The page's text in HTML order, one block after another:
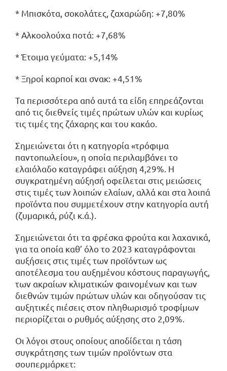
* Μπισκότα, σοκολάτες, ζαχαρώδη: +7,80%
* Αλκοολούχα ποτά: +7,68%
* Έτοιμα γεύματα: +5,14%
* Ξηροί καρποί και σνακ: +4,51%
Τα περισσότερα από αυτά τα είδη επηρεάζονται
από τις διεθνείς τιμές πρώτων υλών και κυρίως
τις τιμές της ζάχαρης και του κακάο.
Σημειώνεται ότι η κατηγορία «τρόφιμα
παντοπωλείου», η οποία περιλαμβάνει το
ελαιόλαδο καταγράφει αύξηση 4,29%. Η
συγκρατημένη αύξησή οφείλεται στις μειώσεις
στις τιμές των λοιπών ελαίων, αλλά και στα λοιπά
προϊόντα που συμμετέχουν στην κατηγορία αυτή
(ζυμαρικά, ρύζι κ.ά.).
Σημειώνεται ότι τα φρέσκα φρούτα και λαχανικά,
για τα οποία καθ’ όλο το 2023 καταγράφονται
αυξήσεις στις τιμές των προϊόντων ως
αποτέλεσμα του αυξημένου κόστους παραγωγής,
των ακραίων κλιματικών φαινομένων και των
διεθνών τιμών πρώτων υλών και οδηγούσαν τις
αυξητικές πιέσεις στον πληθωρισμό τροφίμων
περιορίζεται ο ρυθμός αύξησης στο 2,09%.
Οι λόγοι στους οποίους αποδίδεται η τάση
συγκράτησης των τιμών προϊόντων στα
σουπερμάρκετ: